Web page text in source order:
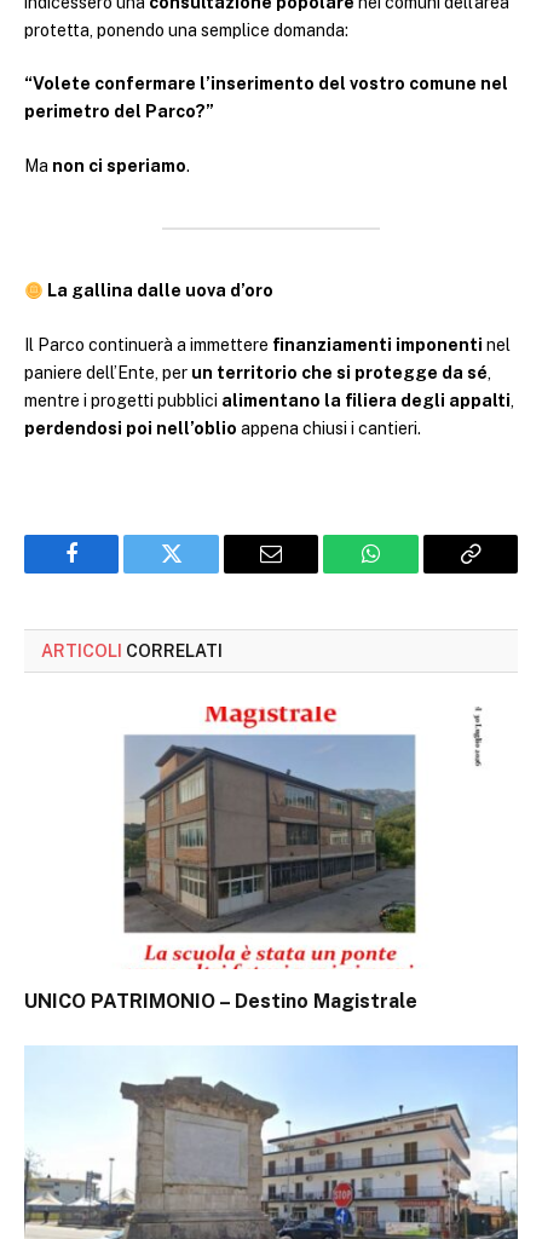
protetta, ponendo una semplice domanda:
“Volete confermare l’inserimento del vostro comune nel
perimetro del Parco?”
Ma non ci speriamo.
La gallina dalle uova d’oro
Il Parco continuerà a immettere finanziamenti imponenti nel
paniere dell’Ente, per un territorio che si protegge da sé,
mentre i progetti pubblici alimentano la filiera degli appalti,
perdendosi poi nell’oblio appena chiusi i cantieri.
Facebook Twitter Email WhatsApp Copy
ARTICOLI CORRELATI
UNICO PATRIMONIO – Destino Magistrale